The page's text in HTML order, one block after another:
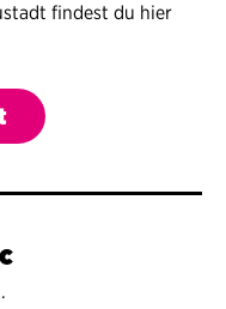
findest du hier